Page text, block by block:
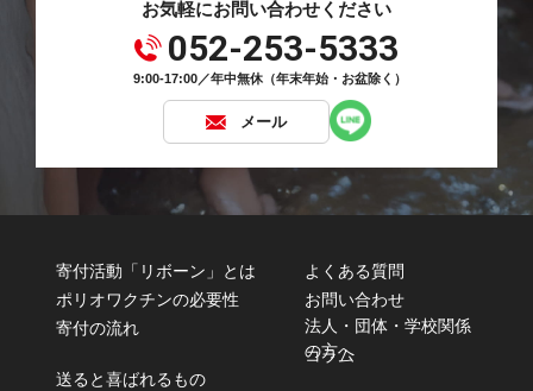
お気軽にお問い合わせください
052-253-5333
9:00-17:00／年中無休（年末年始・お盆除く）
メール
寄付活動「リボーン」とは
よくある質問
ポリオワクチンの必要性
お問い合わせ
寄付の流れ
法人・団体・学校関係
の方へ
送ると喜ばれるもの
コラム